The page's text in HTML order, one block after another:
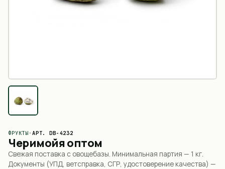
ФРУКТЫ · АРТ.DB-4232
Черимойя оптом
Свежая поставка с овощебазы. Минимальная партия — 1 кг.
Документы (УПД, ветсправка, СГР, удостоверение качества) —